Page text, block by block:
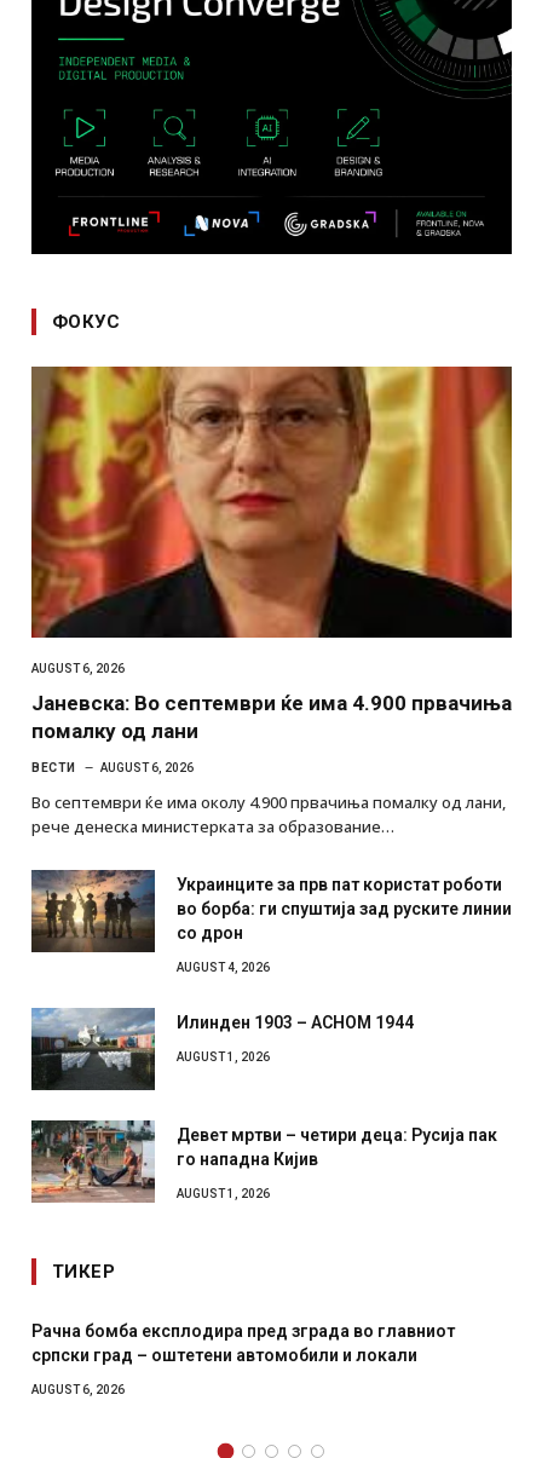
ФОКУС
AUGUST 6, 2026
Јаневска: Во септември ќе има 4.900 првачиња
помалку од лани
ВЕСТИ AUGUST 6, 2026
Во септември ќе има околу 4.900 првачиња помалку од лани,
рече денеска министерката за образование…
Украинците за прв пат користат роботи
во борба: ги спуштија зад руските линии
со дрон
AUGUST 4, 2026
Илинден 1903 – АСНОМ 1944
AUGUST 1, 2026
Девет мртви – четири деца: Русија пак
го нападна Кијив
AUGUST 1, 2026
ТИКЕР
Рачна бомба експлодира пред зграда во главниот
српски град – оштетени автомобили и локали
AUGUST 6, 2026